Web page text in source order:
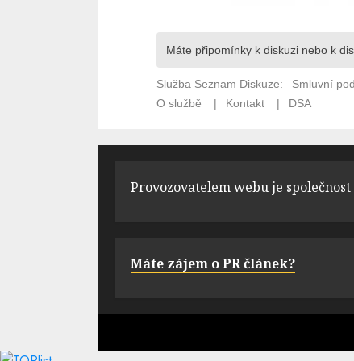
Provozovatelem webu je společnost
Máte zájem o PR článek?